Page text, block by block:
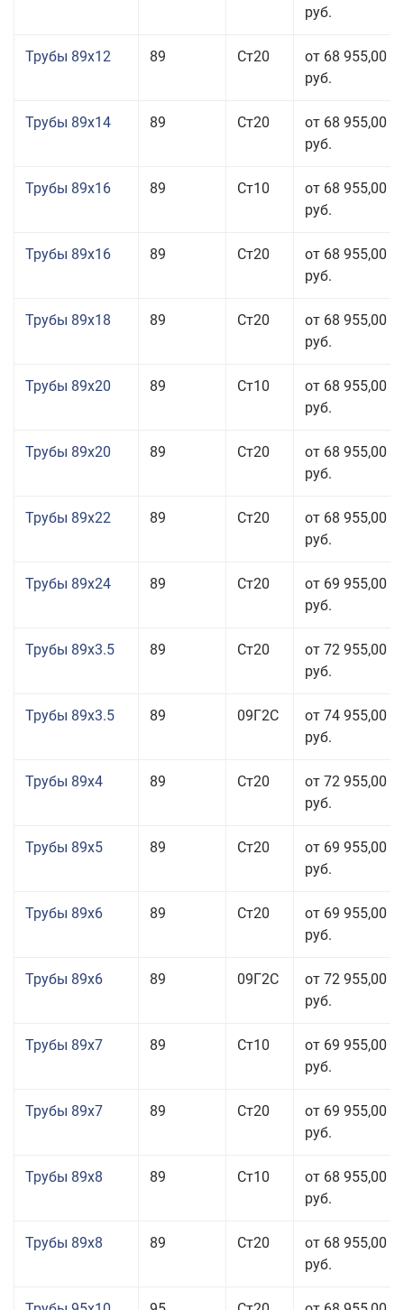
руб.
Трубы 89x12 89 Ст20
от 68 955,00
руб.
Трубы 89x14 89 Ст20
от 68 955,00
руб.
Трубы 89x16 89 Ст10
от 68 955,00
руб.
Трубы 89x16 89 Ст20
от 68 955,00
руб.
Трубы 89x18 89 Ст20
от 68 955,00
руб.
Трубы 89x20 89 Ст10
от 68 955,00
руб.
Трубы 89x20 89 Ст20
от 68 955,00
руб.
Трубы 89x22 89 Ст20
от 68 955,00
руб.
Трубы 89x24 89 Ст20
от 69 955,00
руб.
Трубы 89x3.5 89 Ст20
от 72 955,00
руб.
Трубы 89x3.5 89 09Г2С
от 74 955,00
руб.
Трубы 89x4 89 Ст20
от 72 955,00
руб.
Трубы 89x5 89 Ст20
от 69 955,00
руб.
Трубы 89x6 89 Ст20
от 69 955,00
руб.
Трубы 89x6 89 09Г2С
от 72 955,00
руб.
Трубы 89x7 89 Ст10
от 69 955,00
руб.
Трубы 89x7 89 Ст20
от 69 955,00
руб.
Трубы 89x8 89 Ст10
от 68 955,00
руб.
Трубы 89x8 89 Ст20
от 68 955,00
руб.